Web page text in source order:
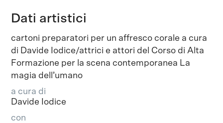
Dati artistici
cartoni preparatori per un affresco corale a cura
di Davide Iodice/attrici e attori del Corso di Alta
Formazione per la scena contemporanea La
magia dell’umano
a cura di
Davide Iodice
con